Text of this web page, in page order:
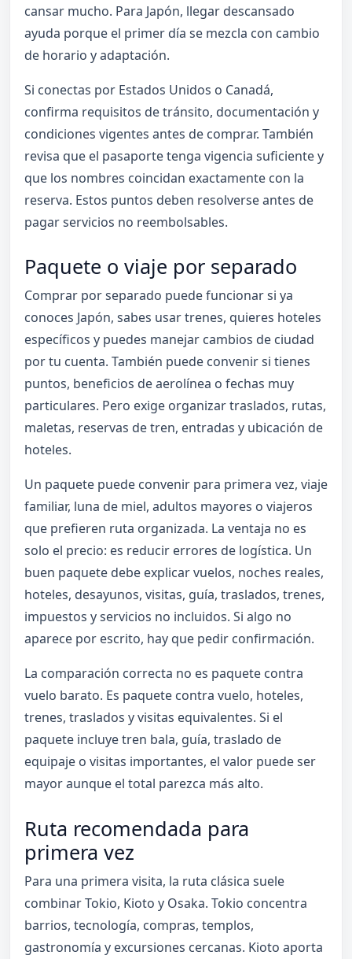
cansar mucho. Para Japón, llegar descansado
ayuda porque el primer día se mezcla con cambio
de horario y adaptación.
Si conectas por Estados Unidos o Canadá,
confirma requisitos de tránsito, documentación y
condiciones vigentes antes de comprar. También
revisa que el pasaporte tenga vigencia suficiente y
que los nombres coincidan exactamente con la
reserva. Estos puntos deben resolverse antes de
pagar servicios no reembolsables.
Paquete o viaje por separado
Comprar por separado puede funcionar si ya
conoces Japón, sabes usar trenes, quieres hoteles
específicos y puedes manejar cambios de ciudad
por tu cuenta. También puede convenir si tienes
puntos, beneficios de aerolínea o fechas muy
particulares. Pero exige organizar traslados, rutas,
maletas, reservas de tren, entradas y ubicación de
hoteles.
Un paquete puede convenir para primera vez, viaje
familiar, luna de miel, adultos mayores o viajeros
que prefieren ruta organizada. La ventaja no es
solo el precio: es reducir errores de logística. Un
buen paquete debe explicar vuelos, noches reales,
hoteles, desayunos, visitas, guía, traslados, trenes,
impuestos y servicios no incluidos. Si algo no
aparece por escrito, hay que pedir confirmación.
La comparación correcta no es paquete contra
vuelo barato. Es paquete contra vuelo, hoteles,
trenes, traslados y visitas equivalentes. Si el
paquete incluye tren bala, guía, traslado de
equipaje o visitas importantes, el valor puede ser
mayor aunque el total parezca más alto.
Ruta recomendada para
primera vez
Para una primera visita, la ruta clásica suele
combinar Tokio, Kioto y Osaka. Tokio concentra
barrios, tecnología, compras, templos,
gastronomía y excursiones cercanas. Kioto aporta